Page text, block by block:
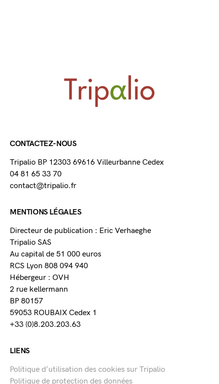
CONTACTEZ-NOUS
Tripalio BP 12303 69616 Villeurbanne Cedex
04 81 65 33 70
contact@tripalio.fr
MENTIONS LÉGALES
Directeur de publication : Eric Verhaeghe
Tripalio SAS
Au capital de 51 000 euros
RCS Lyon 808 094 940
Hébergeur : OVH
2 rue kellermann
BP 80157
59053 ROUBAIX Cedex 1
+33 (0)8.203.203.63
LIENS
Politique d’utilisation des cookies sur Tripalio
Politique de protection des données